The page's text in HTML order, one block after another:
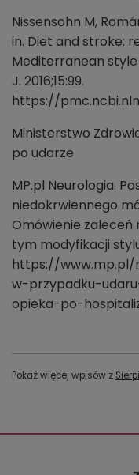
Nissensohn M,
in. Diet and stroke:
Mediterranean
J. 2016;15:99.
https://
Ministerstwo
po udarze
MP.pl Neurologia.
niedokrwiennego
Omówienie zaleceń
tym modyfikacji
https://www.mp.pl/
w-przypadku-
opieka-po-
Pokaż więcej wpisów z